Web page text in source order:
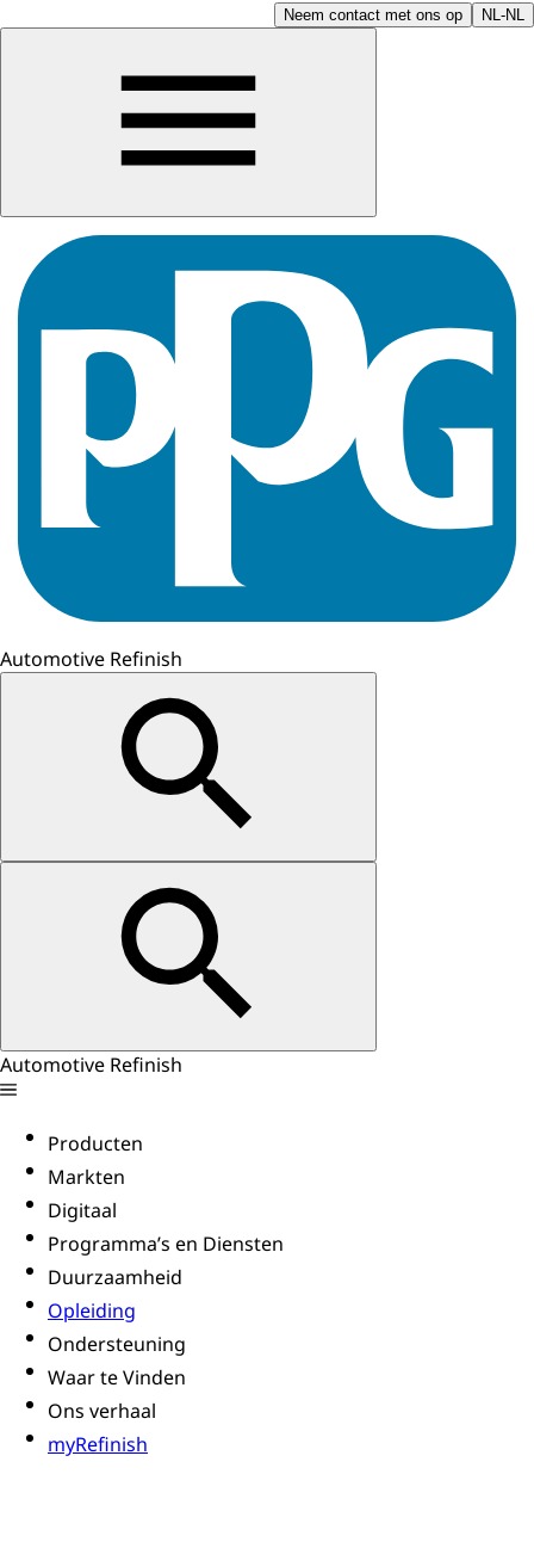
Neem contact met ons op NL-NL
Automotive Refinish
Automotive Refinish
Producten
Markten
Digitaal
Programma’s en Diensten
Duurzaamheid
Opleiding
Ondersteuning
Waar te Vinden
Ons verhaal
myRefinish